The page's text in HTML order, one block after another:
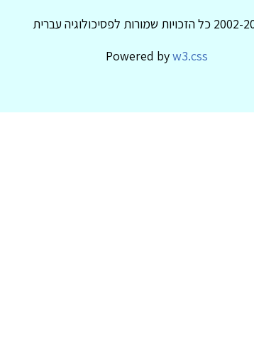
Powered byw3.css